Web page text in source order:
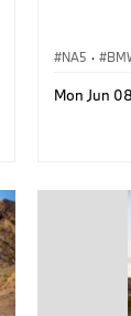
NA5 ·
Mon Jun